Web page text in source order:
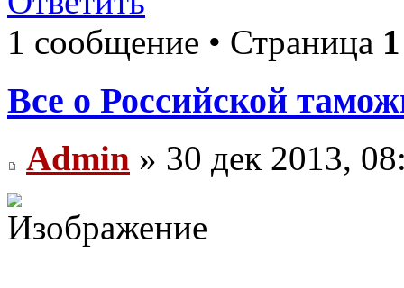
1 сообщение • Страница 1
Все о Российской
Admin » 30 дек 2013,